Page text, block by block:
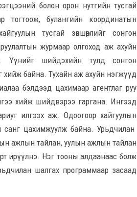
болон орон нутгийн тусгай
тогтоож, булангийн координатын
тусгай зөвшөөрлийг сонгон
журмаар олгоход аж ахуйн
Үүнийг шийдэхийн тулд сонгон
хийж байна. Тухайн аж ахуйн нэгжүүд
бэлдээд цахимаар агентлаг руу
хийж шийдвэрээ гаргана. Ингээд
илгээх аж. Одоогоор хайгуулын
санг цахимжуулж байна. Урьдчилан
ажлын тайлан, уулын ажлын тайлан
ирүүлнэ. Нэг тооны алдаанаас болж
шалгах программаар засаад